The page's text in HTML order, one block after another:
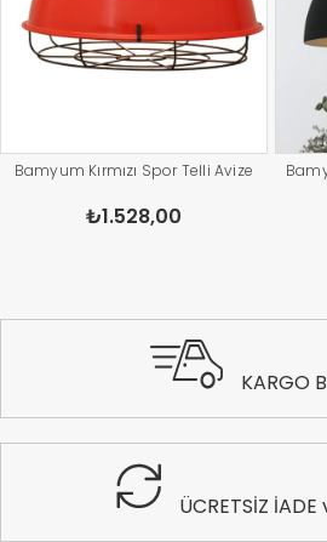
Bamyum Kırmızı Spor Telli Avize
₺1.528,00
KARGO
ÜCRETSİZ